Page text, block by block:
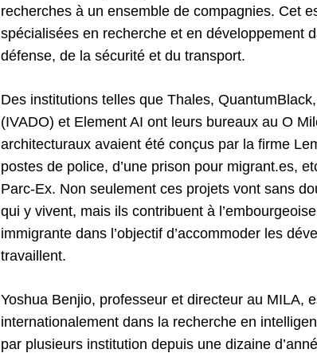
recherches à un ensemble de compagnies. Cet
spécialisées en recherche et en développement
défense, de la sécurité et du transport.
Des institutions telles que Thales,
(IVADO) et Element AI ont leurs bureaux au O
architecturaux avaient été conçus par la firme
postes de police, d’une prison pour migrant.es,
Parc-Ex. Non seulement ces projets vont sans
qui y vivent, mais ils contribuent à
immigrante dans l’objectif d’accommoder les
travaillent.
Yoshua Benjio, professeur et directeur au MILA,
internationalement dans la recherche en
par plusieurs institution depuis une dizaine